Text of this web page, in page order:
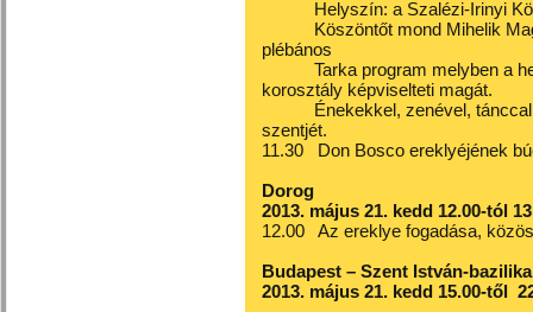
Helyszín: a Szalézi-Irinyi
Köszöntőt mond Mihelik
plébános
Tarka program melyben a
korosztály képviselteti magát.
Énekekkel, zenével, tánccal,
szentjét.
11.30 Don Bosco ereklyéjének
Dorog
2013. május 21. kedd 12.00-tól
12.00 Az ereklye fogadása,
Budapest – Szent István-bazilika
2013. május 21. kedd 15.00-től